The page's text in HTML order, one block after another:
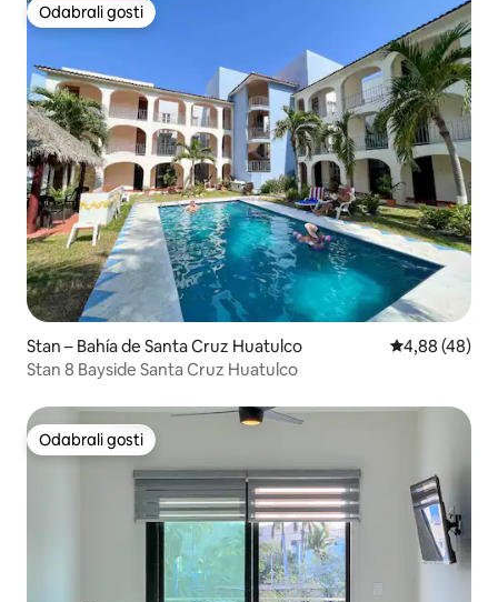
Odabrali gosti
Odabrali gosti
Stan – Bahía de Santa Cruz Huatulco Prosječna
4,88 (48)
Stan 8 Bayside Santa Cruz Huatulco
Odabrali gosti
Odabrali gosti